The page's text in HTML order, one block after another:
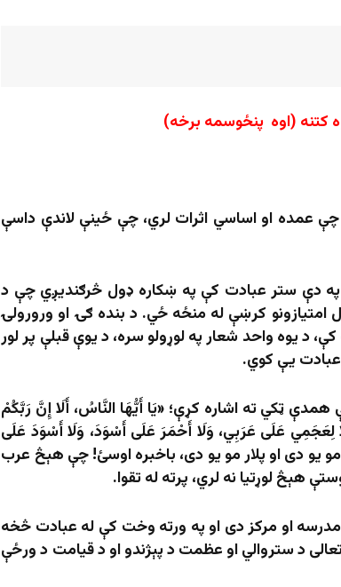
کتنه (اوه پنځوسمه برخه)
عمده او اساسي اثرات لري، چې ځينې لاندې داسې
په دې ستر عبادت کې په ښکاره ډول څرګندیږي چې د
امتیازونو کرښې له منځه ځي. د بنده ګۍ او ورورولۍ
د یوه واحد شعار په لوړولو سره، د یوې قبلې پر لور
عبادت یې کوي.
ټکي ته اشاره کړې؛ «يَا أَيُّهَا النَّاسُ، أَلَا إِنَّ رَبَّكُمْ
لِعَجَمِي عَلَى عَرَبِي، وَلَا أَحْمَرَ عَلَى أَسْوَدَ، وَلَا أَسْوَدَ عَلَى
یو دی او پلار مو یو دی، باخبره اوسئ! چې هېڅ عرب
هېڅ لوړتیا نه لري، پرته له تقوا.
مدرسه او مرکز دی او په ورته وخت کې له عبادت څخه
د ستروالي او عظمت د پېژندو او د قیامت د ورځې